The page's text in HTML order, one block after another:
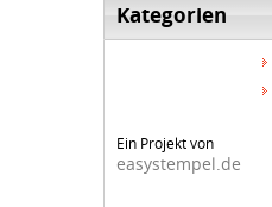
Kategorien
Ein Projekt von
easystempel.de